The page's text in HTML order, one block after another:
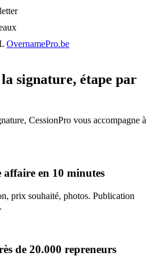
OvernamePro.be
signature, étape par
CessionPro vous accompagne à
affaire en 10 minutes
prix souhaité, photos. Publication
de 20.000 repreneurs